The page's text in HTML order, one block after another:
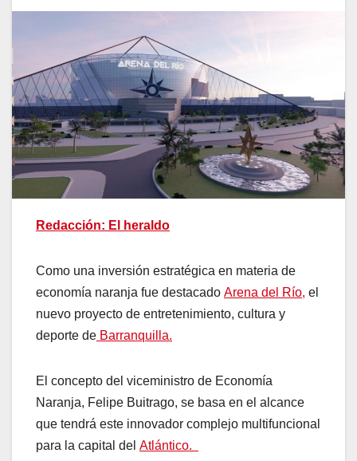
Redacción: El heraldo
Como una inversión estratégica en materia de
economía naranja fue destacado Arena del Río, el
nuevo proyecto de entretenimiento, cultura y
deporte de Barranquilla.
El concepto del viceministro de Economía
Naranja, Felipe Buitrago, se basa en el alcance
que tendrá este innovador complejo multifuncional
para la capital del Atlántico.